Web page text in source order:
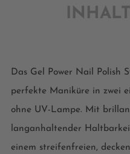
Das Gel Power Nail Polish
perfekte Maniküre in zwei
ohne UV-Lampe. Mit
langanhaltender
einem streifenfreien,